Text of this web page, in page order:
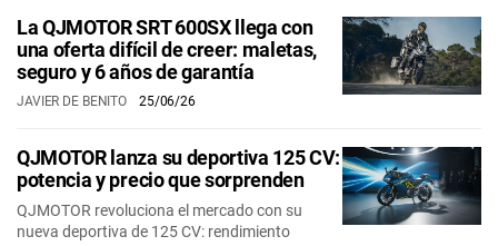
La QJMOTOR SRT 600SX llega con
una oferta difícil de creer: maletas,
seguro y 6 años de garantía
JAVIER DE BENITO 25/06/26
QJMOTOR lanza su deportiva 125 CV:
potencia y precio que sorprenden
QJMOTOR revoluciona el mercado con su
nueva deportiva de 125 CV: rendimiento